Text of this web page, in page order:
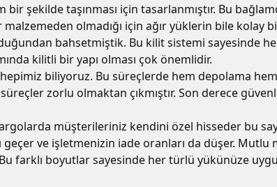
şekilde taşınması için tasarlanmıştır. Bu
olmadığı için ağır yüklerin bile kolay
bahsetmiştik. Bu kilit sistemi sayesinde
kilitli bir yapı olması çok önemlidir.
biliyoruz. Bu süreçlerde hem depolama
zorlu olmaktan çıkmıştır. Son derece
müşterileriniz kendini özel hisseder bu
geçer ve işletmenizin iade oranları da düşer.
farklı boyutlar sayesinde her türlü yükünüze